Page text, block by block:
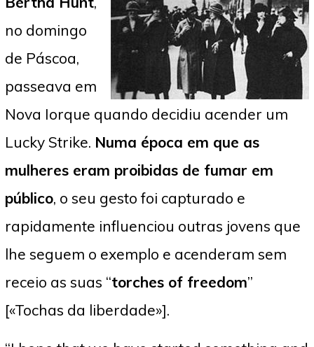
no domingo
de Páscoa,
passeava em
Nova Iorque quando decidiu acender um
Lucky Strike. Numa época em que as
mulheres eram proibidas de fumar em
público, o seu gesto foi capturado e
rapidamente influenciou outras jovens que
lhe seguem o exemplo e acenderam sem
receio as suas “torches of freedom”
[«Tochas da liberdade»].